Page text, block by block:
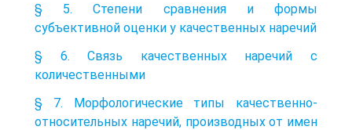
§ 5. Степени сравнения и формы
субъективной оценки у качественных наречий
§ 6. Связь качественных наречий с
количественными
§ 7. Морфологические типы качественно-
относительных наречий, производных от имен